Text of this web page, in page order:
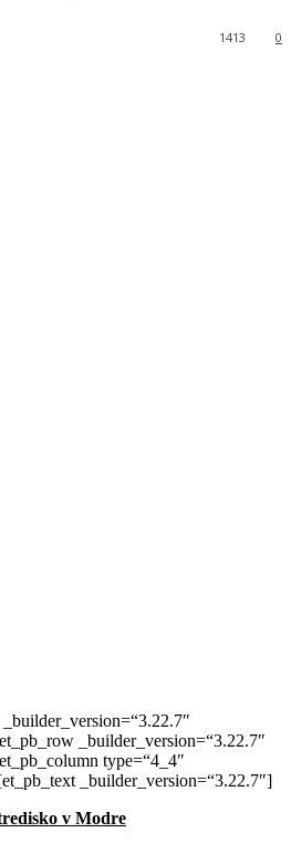
0
1413
_builder_version=“3.22.7″
type=“4_4″
_builder_version=“3.22.7″]
v Modre